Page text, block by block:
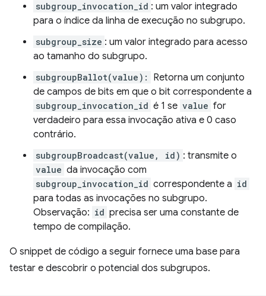
subgroup_invocation_id : um valor integrado
para o índice da linha de execução no subgrupo.
subgroup_size : um valor integrado para acesso
ao tamanho do subgrupo.
subgroupBallot(value):
Retorna um conjunto
de campos de bits em que o bit correspondente a
subgroup_invocation_id é 1 se value for
verdadeiro para essa invocação ativa e 0 caso
contrário.
subgroupBroadcast(value, id) : transmite o
value da invocação com
subgroup_invocation_id correspondente a id
para todas as invocações no subgrupo.
Observação: id precisa ser uma constante de
tempo de compilação.
O snippet de código a seguir fornece uma base para
testar e descobrir o potencial dos subgrupos.